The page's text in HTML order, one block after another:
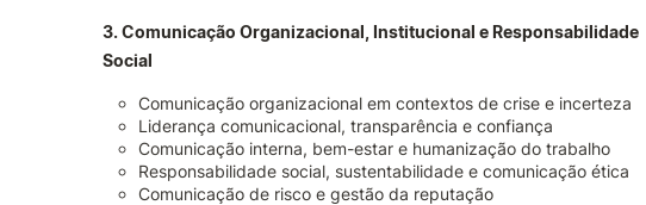
3. Comunicação Organizacional, Institucional e Responsabilidade
Social
Comunicação organizacional em contextos de crise e incerteza
Liderança comunicacional, transparência e confiança
Comunicação interna, bem-estar e humanização do trabalho
Responsabilidade social, sustentabilidade e comunicação ética
Comunicação de risco e gestão da reputação